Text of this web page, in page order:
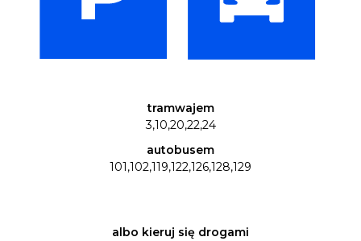
tramwajem
3,10,20,22,24
autobusem
101,102,119,122,126,128,129
albo kieruj się drogami